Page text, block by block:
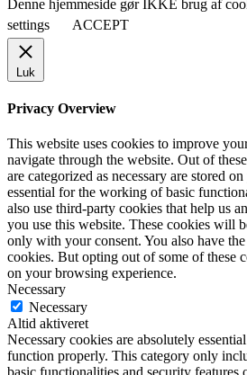
Denne hjemmeside gør IKKE brug af
settings
ACCEPT
Luk
Privacy Overview
This website uses cookies to improve
navigate through the website. Out of
are categorized as necessary are stored
essential for the working of basic
also use third-party cookies that help us
you use this website. These cookies will
only with your consent. You also have
cookies. But opting out of some of these
on your browsing experience.
Necessary
Necessary
Altid aktiveret
Necessary cookies are absolutely
function properly. This category only